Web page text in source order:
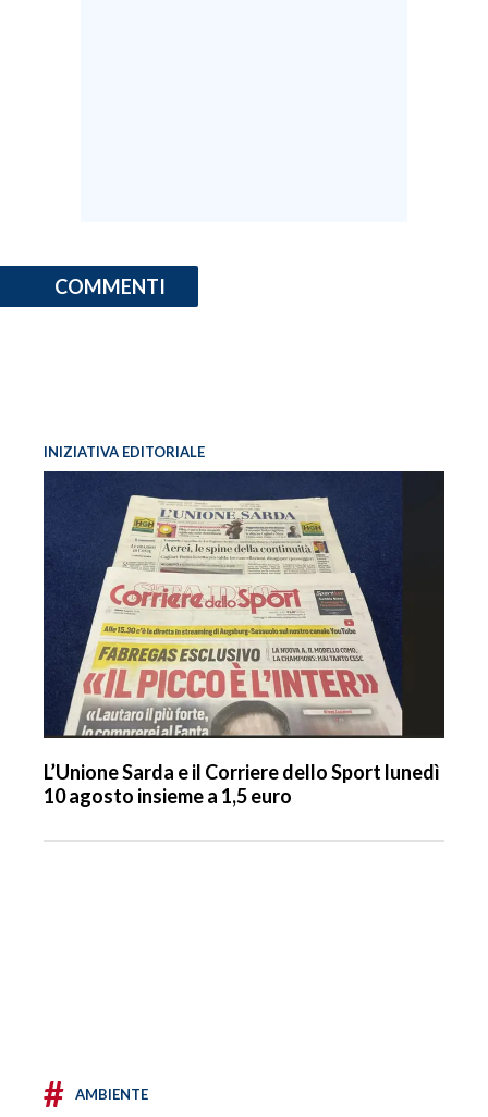
COMMENTI
INIZIATIVA EDITORIALE
L’Unione Sarda e il Corriere dello Sport lunedì
10 agosto insieme a 1,5 euro
# AMBIENTE